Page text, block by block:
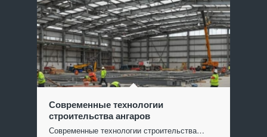
Современные технологии
строительства ангаров
Современные технологии строительства…